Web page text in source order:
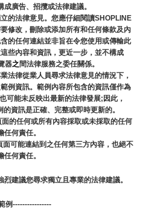
廣告、招攬或法律建議。
的法律意見。您應仔細閱讀SHOPLINE
修改，刪除或添加所有和任何條款及內
的任何連結並非旨在令您使用或傳輸此
些內容和資訊，更近一步，並不構成
器之 間法律服務之委任關係。
法律從業人員尋求法律意見的情況下，
例資訊。範例內容所包含的資訊僅作為
可能未反映出最新的法律發展;因此，
資訊是正確、完整或即時更新的。
的任何或所有內容採取或未採取的任何
任何責任。
可能連結到之任何第三方內容，也絕不
任何責任。
建議您尋求獨立且專業的法律建議。
例----------------